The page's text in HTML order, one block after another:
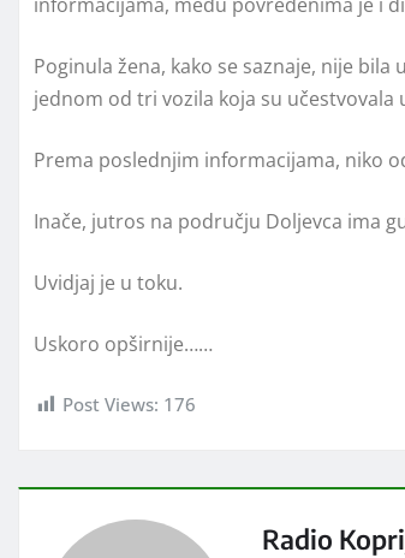
Poginula žena, kako se saznaje, nije
jednom od tri vozila koja su učestvovala
Prema poslednjim informacijama, niko
Inače, jutros na području Doljevca ima
Uvidjaj je u toku.
Uskoro opširnije……
Post Views: 176
Radio